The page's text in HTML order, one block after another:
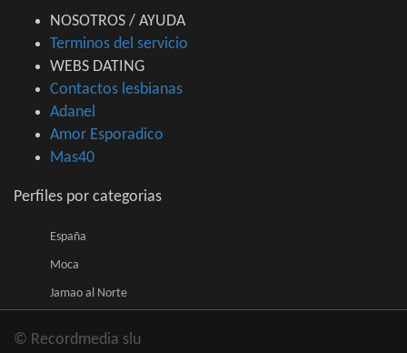
NOSOTROS / AYUDA
Terminos del servicio
WEBS DATING
Contactos lesbianas
Adanel
Amor Esporadico
Mas40
Perfiles por categorias
España
Moca
Jamao al Norte
© Recordmedia slu